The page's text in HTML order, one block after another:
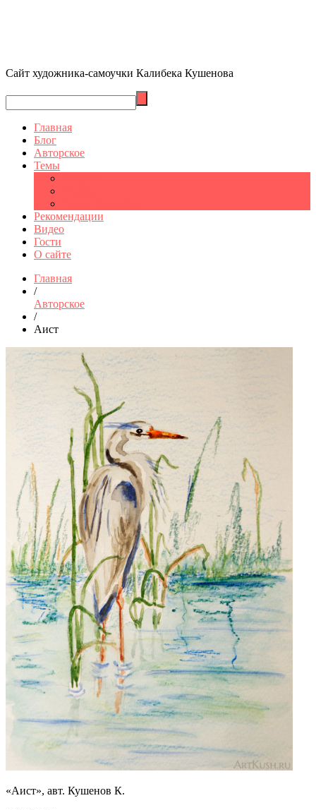
Сайт художника-самоучки Калибека Кушенова
Главная
Блог
Авторское
Темы
Рекомендации
Видео
Гости
О сайте
Главная
/
Авторское
/
Аист
«Аист», авт. Кушенов К.